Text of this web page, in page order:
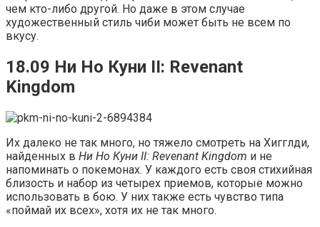
чем кто-либо другой. Но даже в этом случае
художественный стиль чиби может быть не всем по
вкусу.
18.09 Ни Но Куни II: Revenant
Kingdom
Их далеко не так много, но тяжело смотреть на Хигглди,
найденных в Ни Но Куни II: Revenant Kingdom и не
напоминать о покемонах. У каждого есть своя стихийная
близость и набор из четырех приемов, которые можно
использовать в бою. У них также есть чувство типа
«поймай их всех», хотя их не так много.